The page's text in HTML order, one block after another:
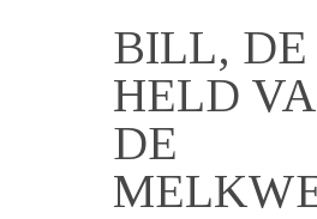
BILL, DE
HELD
DE